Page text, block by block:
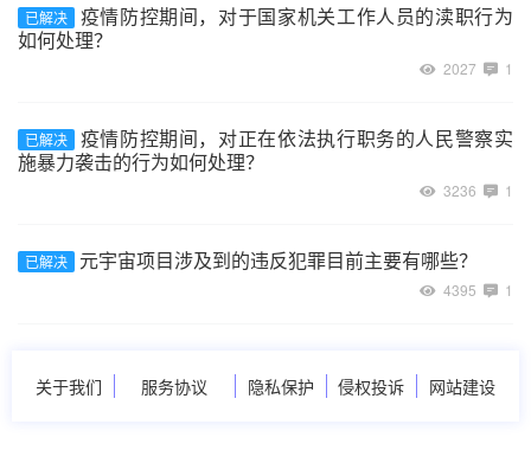
已解决
疫情防控期间，对于国家机关工作人员的渎职行为
如何处理？
2027 1
已解决
疫情防控期间，对正在依法执行职务的人民警察实
施暴力袭击的行为如何处理？
3236 1
已解决 元宇宙项目涉及到的违反犯罪目前主要有哪些？
4395 1
关于我们 服务协议 隐私保护 侵权投诉 网站建设